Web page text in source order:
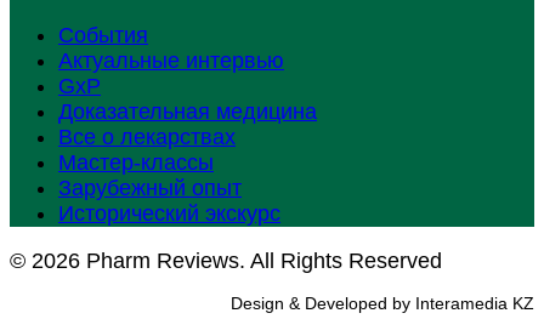
События
Актуальные интервью
GxP
Доказательная медицина
Все о лекарствах
Мастер-классы
Зарубежный опыт
Исторический экскурс
© 2026 Pharm Reviews. All Rights Reserved
Design & Developed by Interamedia KZ